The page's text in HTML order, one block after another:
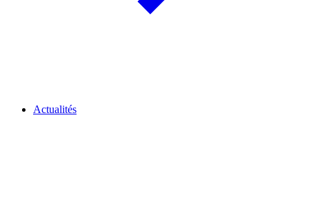
Actualités